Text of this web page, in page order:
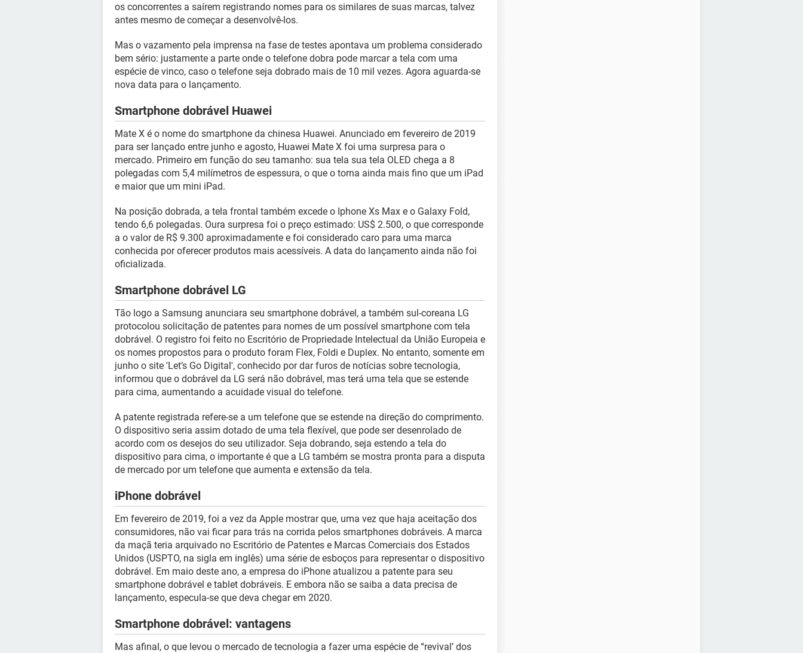
os concorrentes a saírem registrando nomes para os similares de suas marcas, talvez
antes mesmo de começar a desenvolvê-los.
Mas o vazamento pela imprensa na fase de testes apontava um problema considerado
bem sério: justamente a parte onde o telefone dobra pode marcar a tela com uma
espécie de vinco, caso o telefone seja dobrado mais de 10 mil vezes. Agora aguarda-se
nova data para o lançamento.
Smartphone dobrável Huawei
Mate X é o nome do smartphone da chinesa Huawei. Anunciado em fevereiro de 2019
para ser lançado entre junho e agosto, Huawei Mate X foi uma surpresa para o
mercado. Primeiro em função do seu tamanho: sua tela sua tela OLED chega a 8
polegadas com 5,4 milímetros de espessura, o que o torna ainda mais fino que um iPad
e maior que um mini iPad.
Na posição dobrada, a tela frontal também excede o Iphone Xs Max e o Galaxy Fold,
tendo 6,6 polegadas. Oura surpresa foi o preço estimado: US$ 2.500, o que corresponde
a o valor de R$ 9.300 aproximadamente e foi considerado caro para uma marca
conhecida por oferecer produtos mais acessíveis. A data do lançamento ainda não foi
oficializada.
Smartphone dobrável LG
Tão logo a Samsung anunciara seu smartphone dobrável, a também sul-coreana LG
protocolou solicitação de patentes para nomes de um possível smartphone com tela
dobrável. O registro foi feito no Escritório de Propriedade Intelectual da União Europeia e
os nomes propostos para o produto foram Flex, Foldi e Duplex. No entanto, somente em
junho o site 'Let’s Go Digital', conhecido por dar furos de notícias sobre tecnologia,
informou que o dobrável da LG será não dobrável, mas terá uma tela que se estende
para cima, aumentando a acuidade visual do telefone.
A patente registrada refere-se a um telefone que se estende na direção do comprimento.
O dispositivo seria assim dotado de uma tela flexível, que pode ser desenrolado de
acordo com os desejos do seu utilizador. Seja dobrando, seja estendo a tela do
dispositivo para cima, o importante é que a LG também se mostra pronta para a disputa
de mercado por um telefone que aumenta e extensão da tela.
iPhone dobrável
Em fevereiro de 2019, foi a vez da Apple mostrar que, uma vez que haja aceitação dos
consumidores, não vai ficar para trás na corrida pelos smartphones dobráveis. A marca
da maçã teria arquivado no Escritório de Patentes e Marcas Comerciais dos Estados
Unidos (USPTO, na sigla em inglês) uma série de esboços para representar o dispositivo
dobrável. Em maio deste ano, a empresa do iPhone atualizou a patente para seu
smartphone dobrável e tablet dobráveis. E embora não se saiba a data precisa de
lançamento, especula-se que deva chegar em 2020.
Smartphone dobrável: vantagens
Mas afinal, o que levou o mercado de tecnologia a fazer uma espécie de “revival’ dos